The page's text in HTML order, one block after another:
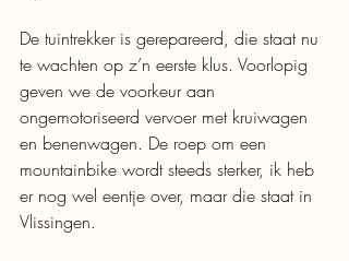
De tuintrekker is gerepareerd, die staat nu
te wachten op z’n eerste klus. Voorlopig
geven we de voorkeur aan
ongemotoriseerd vervoer met kruiwagen
en benenwagen. De roep om een
mountainbike wordt steeds sterker, ik heb
er nog wel eentje over, maar die staat in
Vlissingen.